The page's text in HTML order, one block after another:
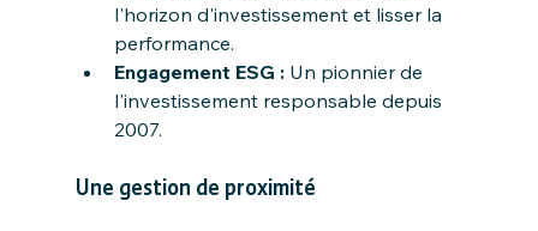
l'horizon d'investissement et lisser la
performance.
Engagement ESG : Un pionnier de
l'investissement responsable depuis
2007.
Une gestion de proximité